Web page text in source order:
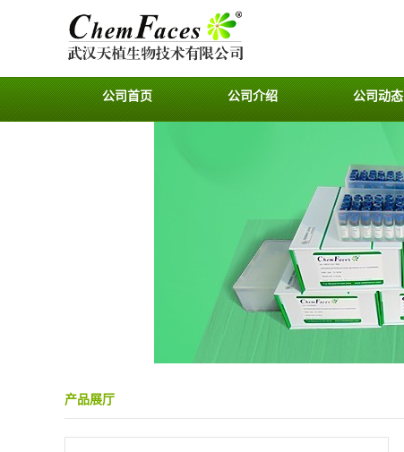
公司首页 公司介绍 公司动态
产品展厅